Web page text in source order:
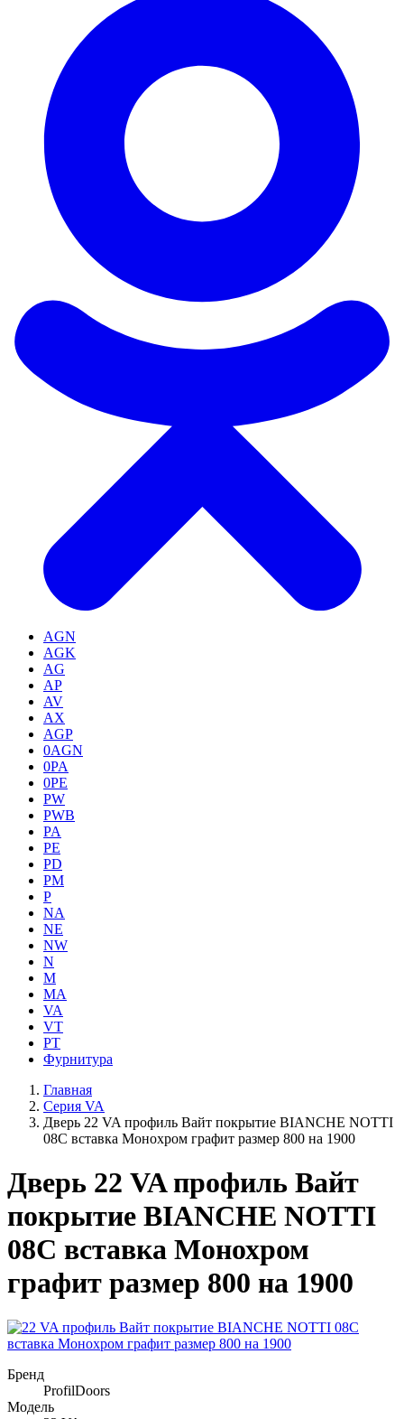
AGN
AGK
AG
AP
AV
AX
AGP
0AGN
0PA
0PE
PW
PWB
PA
PE
PD
PM
P
NA
NE
NW
N
M
MA
VA
VT
PT
Фурнитура
Главная
Серия VA
Дверь 22 VA профиль Вайт покрытие BIANCHE NOTTI
08C вставка Монохром графит размер 800 на 1900
Дверь 22 VA профиль Вайт
покрытие BIANCHE NOTTI
08C вставка Монохром
графит размер 800 на 1900
Бренд
ProfilDoors
Модель